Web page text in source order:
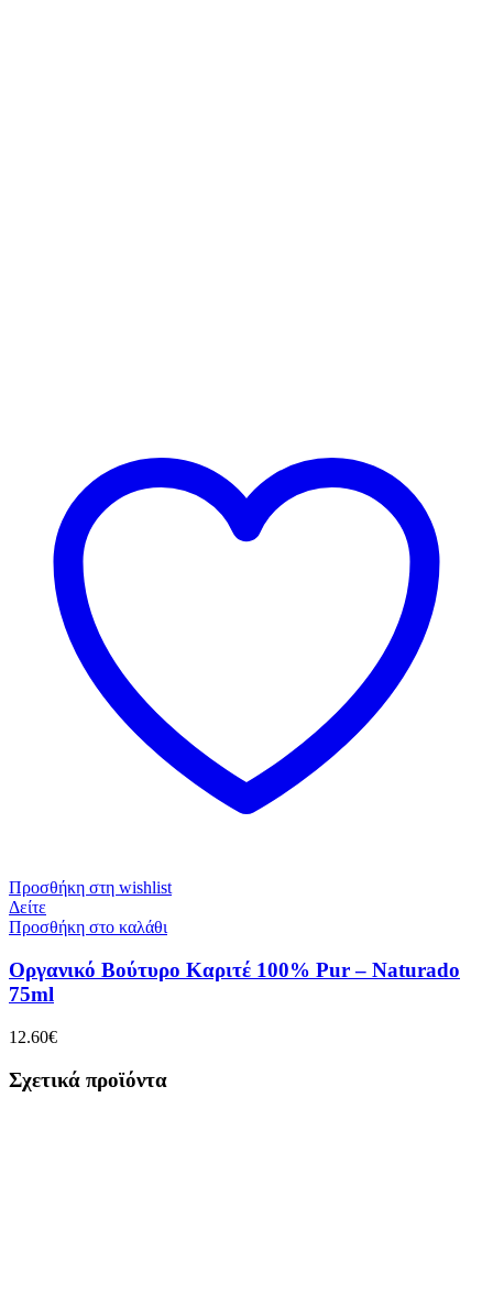
Προσθήκη στη wishlist
Δείτε
Προσθήκη στο καλάθι
Οργανικό Βούτυρο Καριτέ 100% Pur – Naturado
75ml
12.60€
Σχετικά προϊόντα